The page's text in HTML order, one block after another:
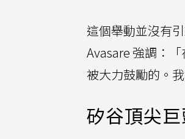
這個舉動並沒有
Avasare 強調：
被大力鼓勵的。
矽谷頂尖